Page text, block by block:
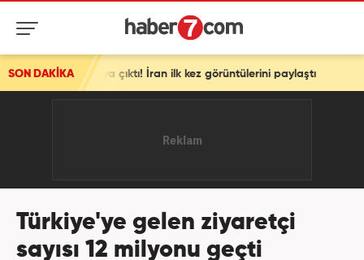
SON DAKİKA
çıktı! İran ilk kez görüntülerini paylaştı
Türkiye'ye gelen ziyaretçi
sayısı 12 milyonu geçti